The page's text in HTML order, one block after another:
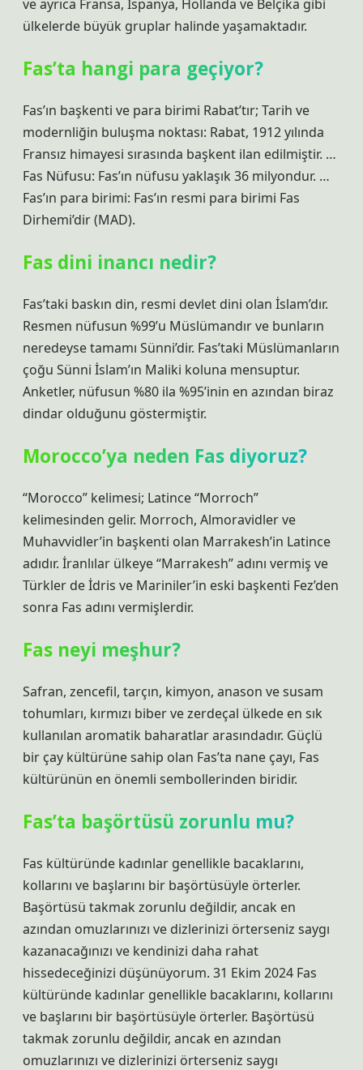
ve ayrıca Fransa, İspanya, Hollanda ve Belçika gibi
ülkelerde büyük gruplar halinde yaşamaktadır.
Fas’ta hangi para geçiyor?
Fas’ın başkenti ve para birimi Rabat’tır; Tarih ve
modernliğin buluşma noktası: Rabat, 1912 yılında
Fransız himayesi sırasında başkent ilan edilmiştir. …
Fas Nüfusu: Fas’ın nüfusu yaklaşık 36 milyondur. …
Fas’ın para birimi: Fas’ın resmi para birimi Fas
Dirhemi’dir (MAD).
Fas dini inancı nedir?
Fas’taki baskın din, resmi devlet dini olan İslam’dır.
Resmen nüfusun %99’u Müslümandır ve bunların
neredeyse tamamı Sünni’dir. Fas’taki Müslümanların
çoğu Sünni İslam’ın Maliki koluna mensuptur.
Anketler, nüfusun %80 ila %95’inin en azından biraz
dindar olduğunu göstermiştir.
Morocco’ya neden Fas diyoruz?
“Morocco” kelimesi; Latince “Morroch”
kelimesinden gelir. Morroch, Almoravidler ve
Muhavvidler’in başkenti olan Marrakesh’in Latince
adıdır. İranlılar ülkeye “Marrakesh” adını vermiş ve
Türkler de İdris ve Mariniler’in eski başkenti Fez’den
sonra Fas adını vermişlerdir.
Fas neyi meşhur?
Safran, zencefil, tarçın, kimyon, anason ve susam
tohumları, kırmızı biber ve zerdeçal ülkede en sık
kullanılan aromatik baharatlar arasındadır. Güçlü
bir çay kültürüne sahip olan Fas’ta nane çayı, Fas
kültürünün en önemli sembollerinden biridir.
Fas’ta başörtüsü zorunlu mu?
Fas kültüründe kadınlar genellikle bacaklarını,
kollarını ve başlarını bir başörtüsüyle örterler.
Başörtüsü takmak zorunlu değildir, ancak en
azından omuzlarınızı ve dizlerinizi örterseniz saygı
kazanacağınızı ve kendinizi daha rahat
hissedeceğinizi düşünüyorum. 31 Ekim 2024 Fas
kültüründe kadınlar genellikle bacaklarını, kollarını
ve başlarını bir başörtüsüyle örterler. Başörtüsü
takmak zorunlu değildir, ancak en azından
omuzlarınızı ve dizlerinizi örterseniz saygı